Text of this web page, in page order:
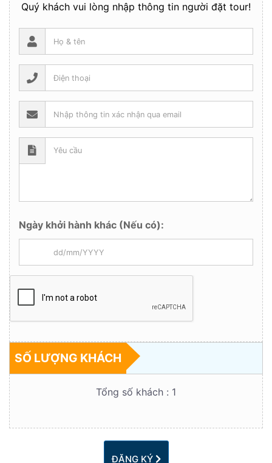
Quý khách vui lòng nhập thông tin người đặt tour!
Ngày khởi hành khác (Nếu có):
SỐ LƯỢNG KHÁCH
Tổng số khách : 1
ĐĂNG KÝ